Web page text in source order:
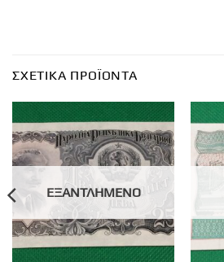
ΣΧΕΤΙΚΆ ΠΡΟΪΌΝΤΑ
ΕΞΑΝΤΛΗΜΈΝΟ